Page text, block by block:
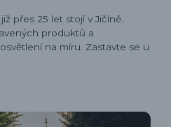
přes 25 let stojí v Jičíně.
produktů a
na míru. Zastavte se u